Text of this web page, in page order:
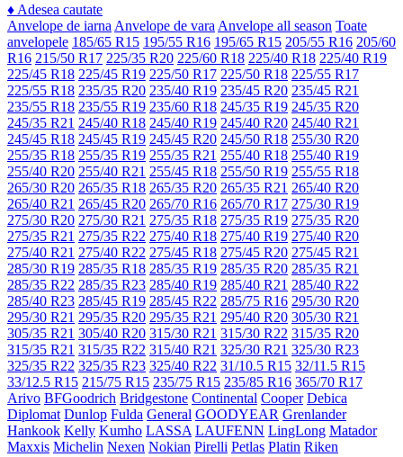
♦ Adesea cautate
Anvelope de iarna Anvelope de vara Anvelope all season Toate
anvelopele 185/65 R15 195/55 R16 195/65 R15 205/55 R16 205/60
R16 215/50 R17 225/35 R20 225/60 R18 225/40 R18 225/40 R19
225/45 R18 225/45 R19 225/50 R17 225/50 R18 225/55 R17
225/55 R18 235/35 R20 235/40 R19 235/45 R20 235/45 R21
235/55 R18 235/55 R19 235/60 R18 245/35 R19 245/35 R20
245/35 R21 245/40 R18 245/40 R19 245/40 R20 245/40 R21
245/45 R18 245/45 R19 245/45 R20 245/50 R18 255/30 R20
255/35 R18 255/35 R19 255/35 R21 255/40 R18 255/40 R19
255/40 R20 255/40 R21 255/45 R18 255/50 R19 255/55 R18
265/30 R20 265/35 R18 265/35 R20 265/35 R21 265/40 R20
265/40 R21 265/45 R20 265/70 R16 265/70 R17 275/30 R19
275/30 R20 275/30 R21 275/35 R18 275/35 R19 275/35 R20
275/35 R21 275/35 R22 275/40 R18 275/40 R19 275/40 R20
275/40 R21 275/40 R22 275/45 R18 275/45 R20 275/45 R21
285/30 R19 285/35 R18 285/35 R19 285/35 R20 285/35 R21
285/35 R22 285/35 R23 285/40 R19 285/40 R21 285/40 R22
285/40 R23 285/45 R19 285/45 R22 285/75 R16 295/30 R20
295/30 R21 295/35 R20 295/35 R21 295/40 R20 305/30 R21
305/35 R21 305/40 R20 315/30 R21 315/30 R22 315/35 R20
315/35 R21 315/35 R22 315/40 R21 325/30 R21 325/30 R23
325/35 R22 325/35 R23 325/40 R22 31/10.5 R15 32/11.5 R15
33/12.5 R15 215/75 R15 235/75 R15 235/85 R16 365/70 R17
Arivo BFGoodrich Bridgestone Continental Cooper Debica
Diplomat Dunlop Fulda General GOODYEAR Grenlander
Hankook Kelly Kumho LASSA LAUFENN LingLong Matador
Maxxis Michelin Nexen Nokian Pirelli Petlas Platin Riken